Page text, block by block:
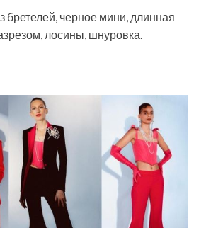
бретелей, черное мини, длинная
лосины, шнуровка.